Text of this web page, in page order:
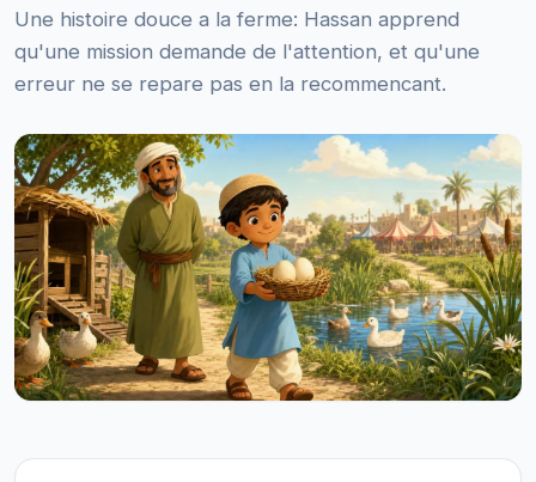
Une histoire douce a la ferme: Hassan apprend
qu'une mission demande de l'attention, et qu'une
erreur ne se repare pas en la recommencant.